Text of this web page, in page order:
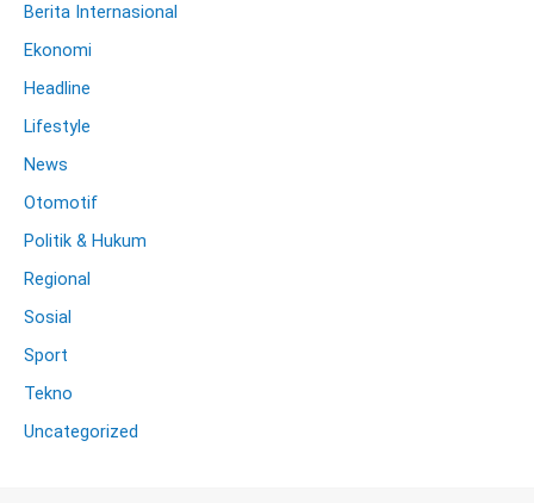
Berita Internasional
Ekonomi
Headline
Lifestyle
News
Otomotif
Politik & Hukum
Regional
Sosial
Sport
Tekno
Uncategorized